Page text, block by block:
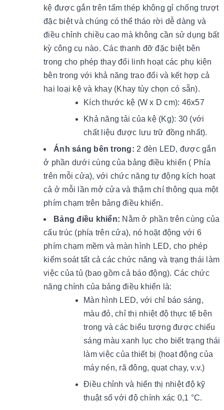
kệ được gắn trên tấm thép không gỉ chống trượt
đặc biệt và chúng có thể tháo rời dễ dàng và
điều chỉnh chiều cao mà không cần sử dụng bất
kỳ công cụ nào. Các thanh đỡ đặc biệt bên
trong cho phép thay đổi linh hoạt các phụ kiện
bên trong với khả năng trao đổi và kết hợp cả
hai loại kệ và khay (Khay tùy chọn có sẵn).
Kích thước kệ (W x D cm): 46x57
Khả năng tải của kệ (Kg): 30 (với
chất liệu được lưu trữ đồng nhất).
Ánh sáng bên trong: 2 đèn LED, được gắn
ở phần dưới cùng của bảng điều khiển ( Phía
trên mỗi cửa), với chức năng tự động kích hoạt
cả ở mỗi lần mở cửa và thậm chí thông qua một
phím chạm trên bảng điều khiển.
Bảng điều khiển: Nằm ở phần trên cùng của
cấu trúc (phía trên cửa), nó hoặt động với 6
phím chạm mềm và màn hình LED, cho phép
kiểm soát tất cả các chức năng và trạng thái làm
việc của tủ (bao gồm cả báo động). Các chức
năng chính của bảng điều khiển là:
Màn hình LED, với chỉ báo sáng,
màu đỏ, chỉ thị nhiệt độ thực tế bên
trong và các biểu tượng được chiếu
sáng màu xanh lục cho biết trạng thái
làm việc của thiết bị (hoạt động của
máy nén, rã đông, quạt chạy, v.v.)
Điều chỉnh và hiển thị nhiệt độ kỹ
thuật số với độ chính xác 0,1 °C.